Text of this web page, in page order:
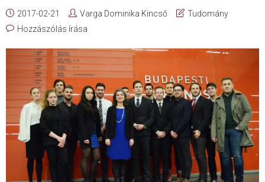
2017-02-21 Varga Dominika Kincső
Tudomány
Hozzászólás írása